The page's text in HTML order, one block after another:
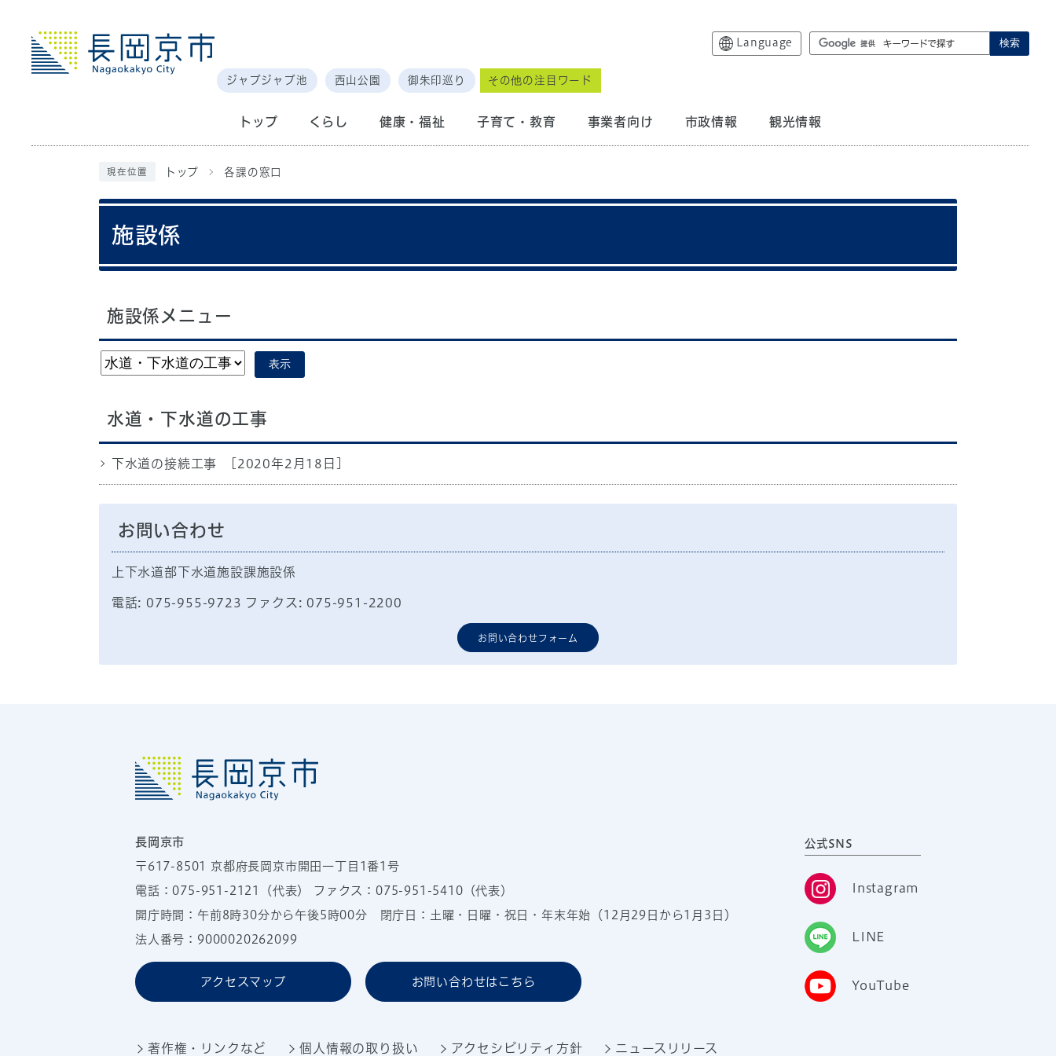
Language 検索
ジャブジャブ池 西山公園 御朱印巡り その他の注目ワード
トップ くらし 健康・福祉 子育て・教育 事業者向け 市政情報 観光情報
現在位置 トップ 各課の窓口
施設係
施設係メニュー
表示
水道・下水道の工事
下水道の接続工事 [2020年2月18日]
お問い合わせ
上下水道部下水道施設課施設係
電話: 075-955-9723 ファクス: 075-951-2200
お問い合わせフォーム
長岡京市
〒617-8501 京都府長岡京市開田一丁目1番1号
電話：075-951-2121 （代表） ファクス：075-951-5410（代表）
開庁時間：午前8時30分から午後5時00分 閉庁日：土曜・日曜・祝日・年末年始（12月29日から1月3日）
法人番号：9000020262099
アクセスマップ お問い合わせはこちら
公式SNS
Instagram
LINE
YouTube
著作権・リンクなど 個人情報の取り扱い アクセシビリティ方針 ニュースリリース